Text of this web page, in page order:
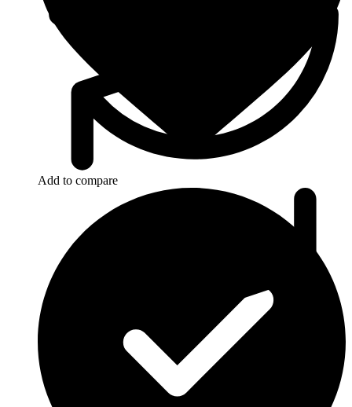
Add to compare